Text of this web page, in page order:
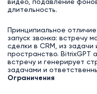
видео, подавление
длительность.
Принципиальное
запуск звонка: встречу
сделки в CRM, из
пространство. BitrixGPT
встречу и генерирует
задачами и
Ограничения